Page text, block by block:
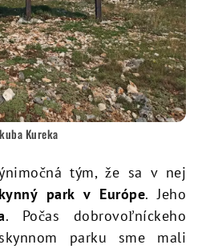
Kureka
tým, že sa v nej
park v Európe. Jeho
. Počas dobrovoľníckeho
parku sme mali